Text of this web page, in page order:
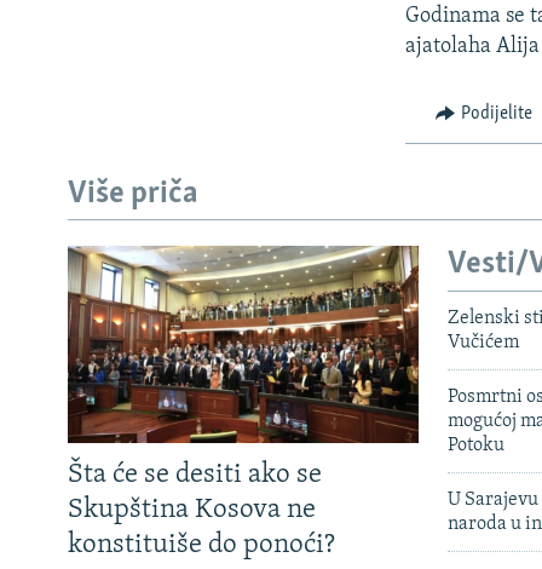
Godinama se
ajatolaha
Podijelite
Više priča
Šta će se desiti ako se
Skupština Kosova ne
konstituiše do ponoći?
Vesti/
Zelenski
Vučićem
Posmrtni
mogućoj
Potoku
U
naroda u